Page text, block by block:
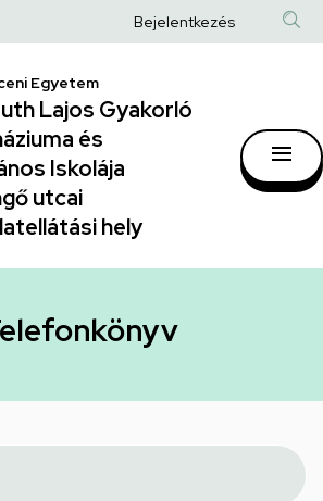
Anonim
fiók
Bejelentkezés
Egyetem
Lajos Gyakorló
és
Iskolája
utcai
hely